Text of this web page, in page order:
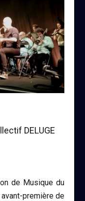
DELUGE
de Musique du
première de